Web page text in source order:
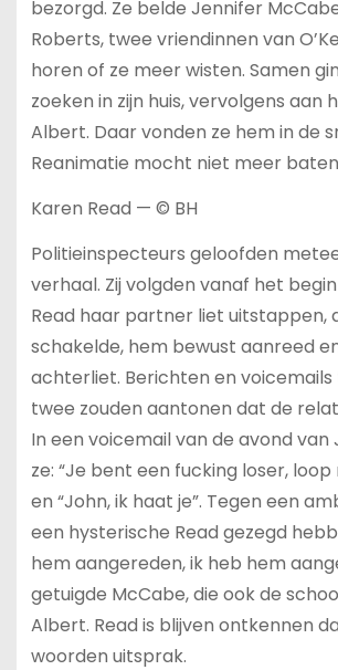
bezorgd. Ze belde Jennifer
Roberts, twee vriendinnen van
horen of ze meer wisten. Samen
zoeken in zijn huis, vervolgens aan
Albert. Daar vonden ze hem in de
Reanimatie mocht niet meer
Karen Read — © BH
Politieinspecteurs geloofden
verhaal. Zij volgden vanaf het
Read haar partner liet uitstappen,
schakelde, hem bewust aanreed
achterliet. Berichten en voicemails
twee zouden aantonen dat de
In een voicemail van de avond van
ze: “Je bent een fucking loser, loop
en “John, ik haat je”. Tegen een
een hysterische Read gezegd
hem aangereden, ik heb hem
getuigde McCabe, die ook de
Albert. Read is blijven ontkennen
woorden uitsprak.